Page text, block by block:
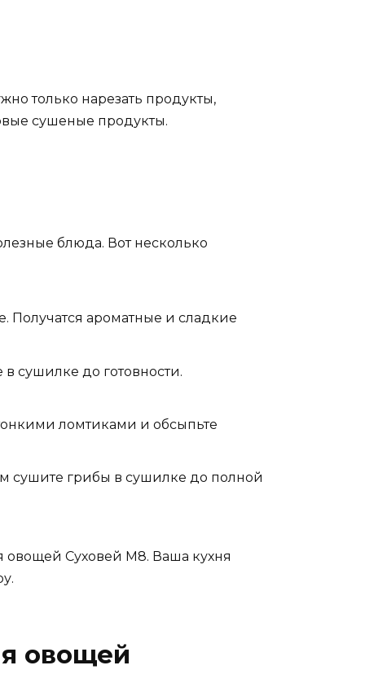
только нарезать продукты,
сушеные продукты.
блюда. Вот несколько
ароматные и сладкие
сушилке до готовности.
ломтиками и обсыпьте
сушите грибы в сушилке до полной
овощей Суховей М8. Ваша кухня
овощей